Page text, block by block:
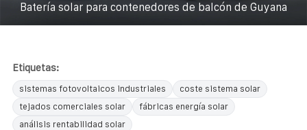
Batería solar para contenedores de balcón de Guyana
Etiquetas:
sistemas fotovoltaicos industriales
coste sistema solar
tejados comerciales solar
fábricas energía solar
análisis rentabilidad solar